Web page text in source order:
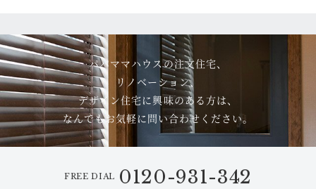
パパママハウスの注文住宅、
リノベーション、
デザイン住宅に興味のある方は、
なんでもお気軽に問い合わせください。
FREE DIAL 0120-931-342